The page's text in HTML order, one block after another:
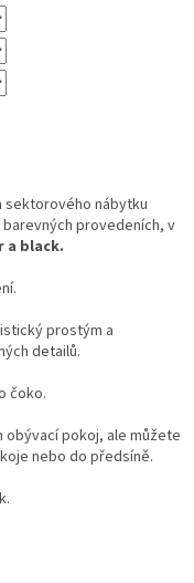
sektorového nábytku
provedeních, v
a black.
prostým a
detailů.
čoko.
obývací pokoj, ale můžete
nebo do předsíně.